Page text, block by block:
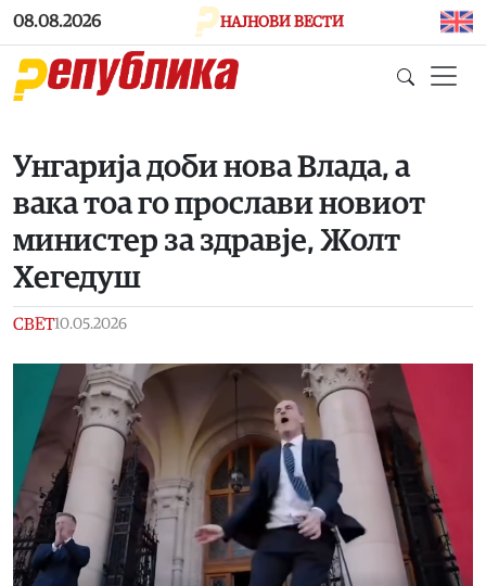
Skip to main content
08.08.2026 НАЈНОВИ ВЕСТИ
Унгарија доби нова Влада, а
вака тоа го прослави новиот
министер за здравје, Жолт
Хегедуш
СВЕТ10.05.2026